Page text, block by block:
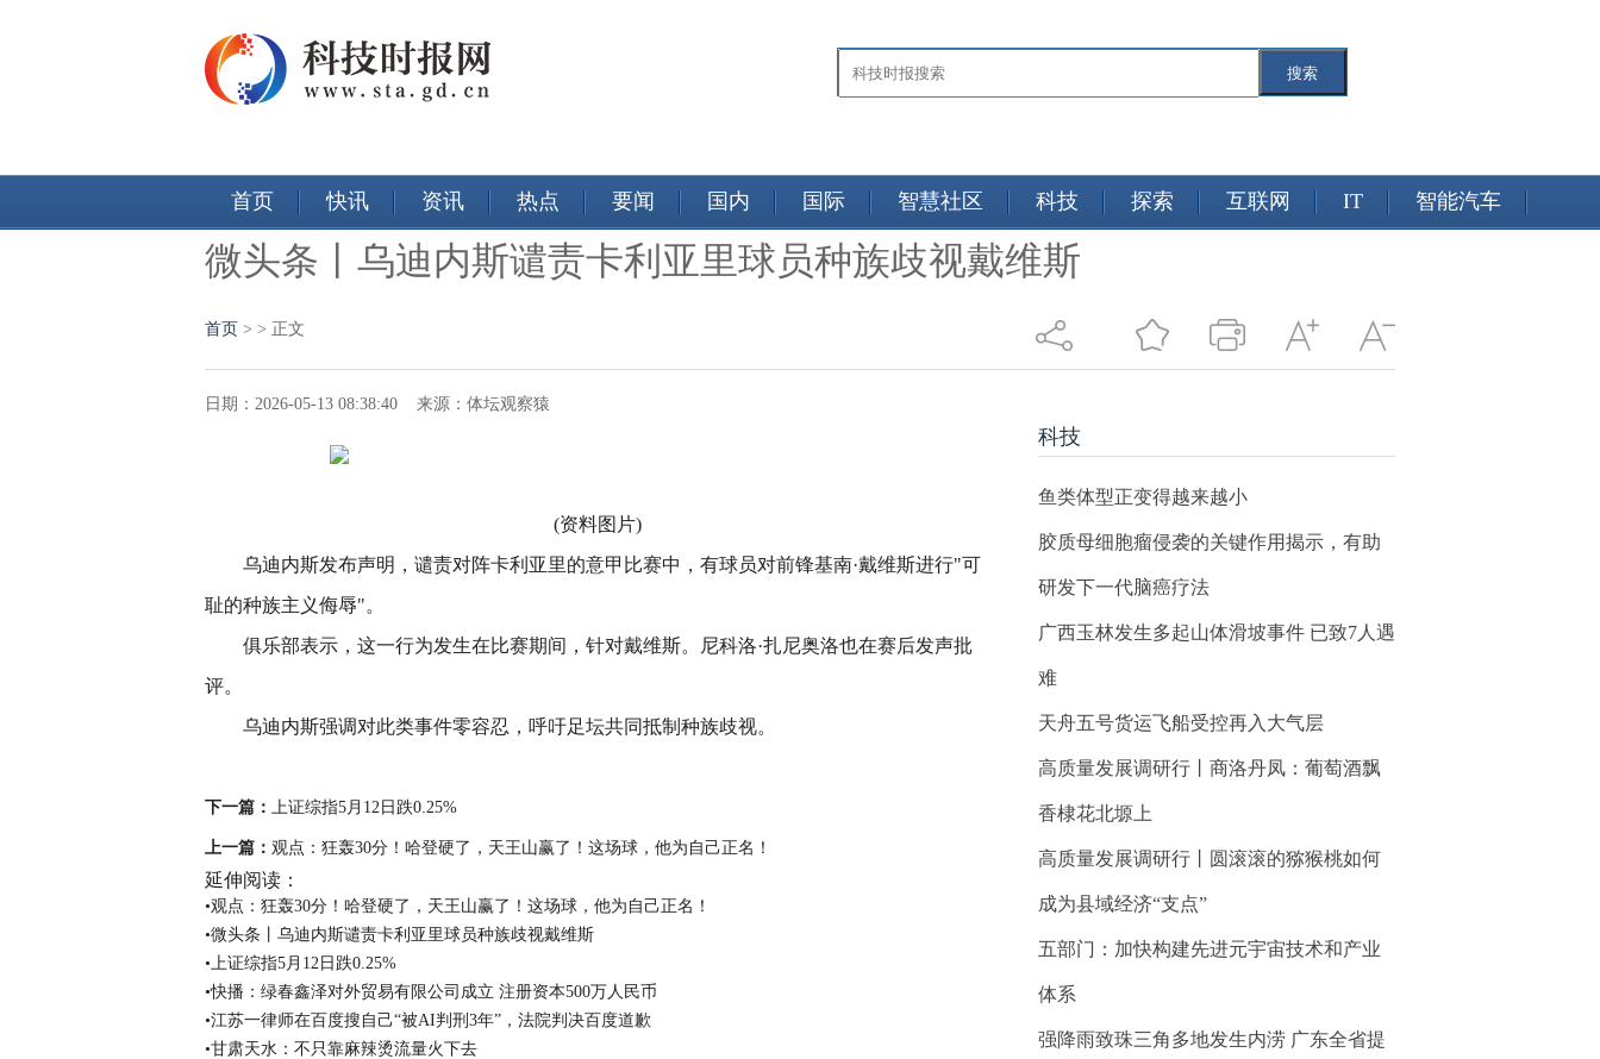
搜索
首页 快讯 资讯 热点 要闻 国内 国际 智慧社区 科技 探索 互联网 IT 智能汽车
微头条丨乌迪内斯谴责卡利亚里球员种族歧视戴维斯
首页 > > 正文
日期：2026-05-13 08:38:40 来源：体坛观察猿
(资料图片)
乌迪内斯发布声明，谴责对阵卡利亚里的意甲比赛中，有球员对前锋基南·戴维斯进行"可
耻的种族主义侮辱"。
俱乐部表示，这一行为发生在比赛期间，针对戴维斯。尼科洛·扎尼奥洛也在赛后发声批
评。
乌迪内斯强调对此类事件零容忍，呼吁足坛共同抵制种族歧视。
下一篇： 上证综指5月12日跌0.25%
上一篇： 观点：狂轰30分！哈登硬了，天王山赢了！这场球，他为自己正名！
延伸阅读：
•观点：狂轰30分！哈登硬了，天王山赢了！这场球，他为自己正名！
•微头条丨乌迪内斯谴责卡利亚里球员种族歧视戴维斯
•上证综指5月12日跌0.25%
•快播：绿春鑫泽对外贸易有限公司成立 注册资本500万人民币
•江苏一律师在百度搜自己“被AI判刑3年”，法院判决百度道歉
•甘肃天水：不只靠麻辣烫流量火下去
科技
鱼类体型正变得越来越小
胶质母细胞瘤侵袭的关键作用揭示，有助
研发下一代脑癌疗法
广西玉林发生多起山体滑坡事件 已致7人遇
难
天舟五号货运飞船受控再入大气层
高质量发展调研行丨商洛丹凤：葡萄酒飘
香棣花北塬上
高质量发展调研行丨圆滚滚的猕猴桃如何
成为县域经济“支点”
五部门：加快构建先进元宇宙技术和产业
体系
强降雨致珠三角多地发生内涝 广东全省提